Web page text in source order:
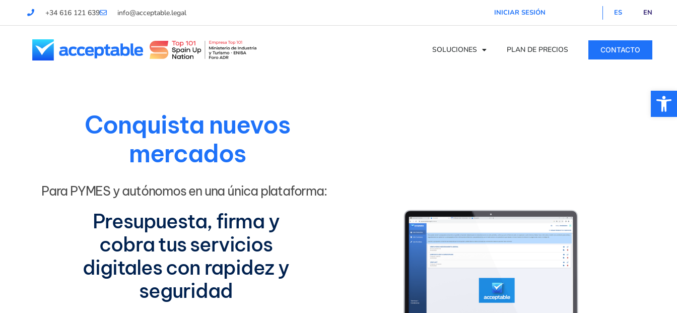
+34 616 121 639 info@acceptable.legal INICIAR SESIÓN ES EN
SOLUCIONES PLAN DE PRECIOS CONTACTO
Conquista nuevos
mercados
Para PYMES y autónomos en una única plataforma:
Presupuesta, firma y
cobra tus servicios
digitales con rapidez y
seguridad